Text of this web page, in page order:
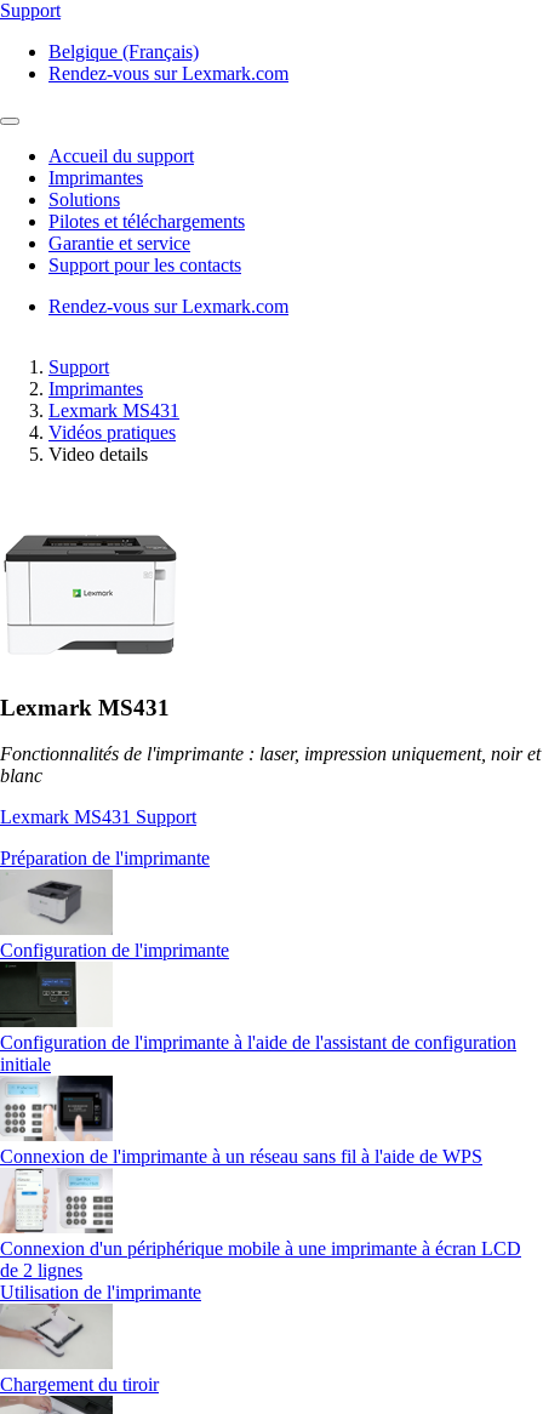
Support
Belgique (Français)
Rendez-vous sur Lexmark.com
Accueil du support
Imprimantes
Solutions
Pilotes et téléchargements
Garantie et service
Support pour les contacts
Rendez-vous sur Lexmark.com
Support
Imprimantes
Lexmark MS431
Vidéos pratiques
Video details
Lexmark MS431
Fonctionnalités de l'imprimante : laser, impression uniquement, noir et
blanc
Lexmark MS431 Support
Préparation de l'imprimante
Configuration de l'imprimante
Configuration de l'imprimante à l'aide de l'assistant de configuration
initiale
Connexion de l'imprimante à un réseau sans fil à l'aide de WPS
Connexion d'un périphérique mobile à une imprimante à écran LCD
de 2 lignes
Utilisation de l'imprimante
Chargement du tiroir